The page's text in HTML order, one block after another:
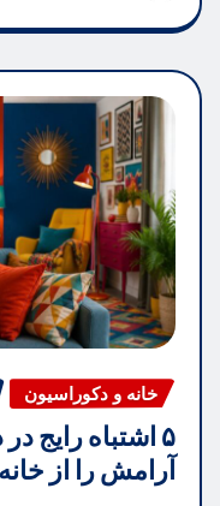
خانه و دکوراسیون
۵ اشتباه رایج
آرامش را از